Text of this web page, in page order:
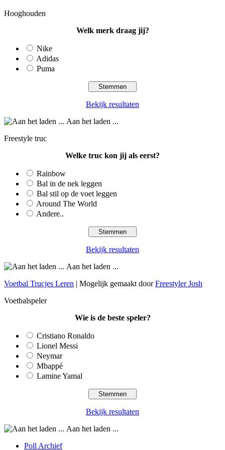
Hooghouden
Welk merk draag jij?
Nike
Adidas
Puma
Bekijk resultaten
Aan het laden ...
Freestyle truc
Welke truc kon jij als eerst?
Rainbow
Bal in de nek leggen
Bal stil op de voet leggen
Around The World
Andere..
Bekijk resultaten
Aan het laden ...
Voetbal Trucjes Leren | Mogelijk gemaakt doorFreestyler Josh
Voetbalspeler
Wie is de beste speler?
Cristiano Ronaldo
Lionel Messi
Neymar
Mbappé
Lamine Yamal
Bekijk resultaten
Aan het laden ...
Poll Archief